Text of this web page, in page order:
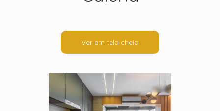
Ver em tela cheia